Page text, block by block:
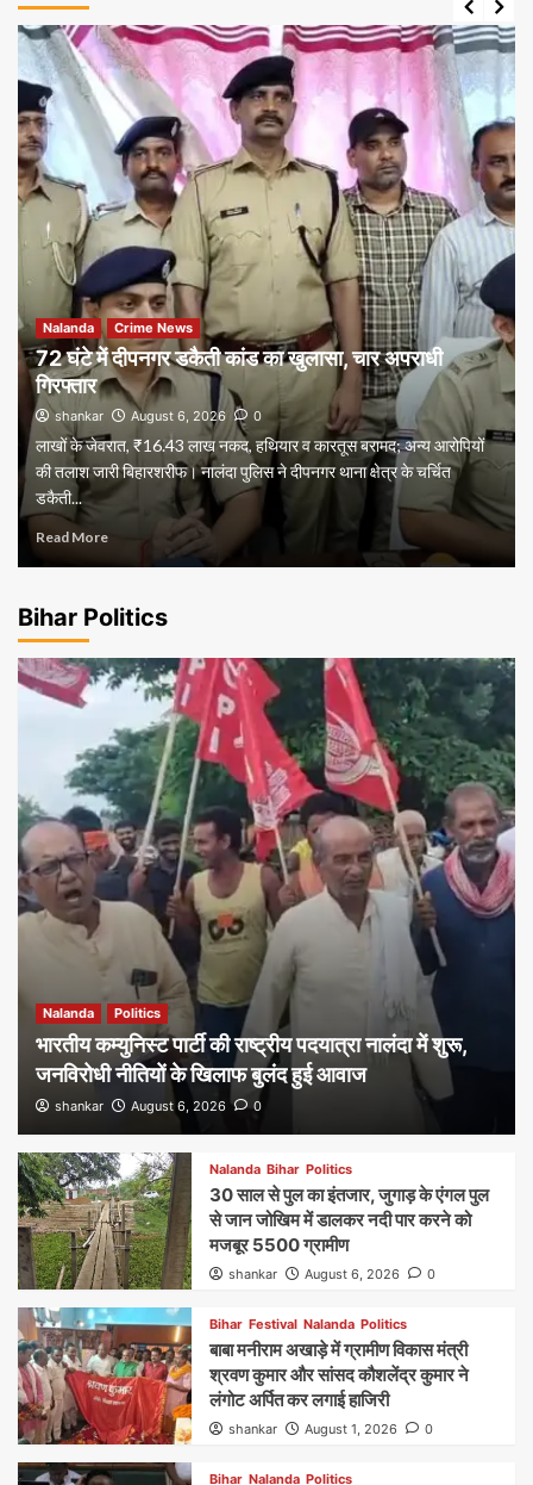
Nalanda Crime News
72 घंटे में दीपनगर डकैती कांड का खुलासा, चार अपराधी
गिरफ्तार
shankar August 6, 2026 0
लाखों के जेवरात, ₹16.43 लाख नकद, हथियार व कारतूस बरामद; अन्य आरोपियों
की तलाश जारी बिहारशरीफ। नालंदा पुलिस ने दीपनगर थाना क्षेत्र के चर्चित
डकैती...
Read More
Bihar Politics
Nalanda Politics
भारतीय कम्युनिस्ट पार्टी की राष्ट्रीय पदयात्रा नालंदा में शुरू,
जनविरोधी नीतियों के खिलाफ बुलंद हुई आवाज
shankar August 6, 2026 0
Nalanda Bihar Politics
30 साल से पुल का इंतजार, जुगाड़ के एंगल पुल
से जान जोखिम में डालकर नदी पार करने को
मजबूर 5500 ग्रामीण
shankar August 6, 2026 0
Bihar Festival Nalanda Politics
बाबा मनीराम अखाड़े में ग्रामीण विकास मंत्री
श्रवण कुमार और सांसद कौशलेंद्र कुमार ने
लंगोट अर्पित कर लगाई हाजिरी
shankar August 1, 2026 0
Bihar Nalanda Politics